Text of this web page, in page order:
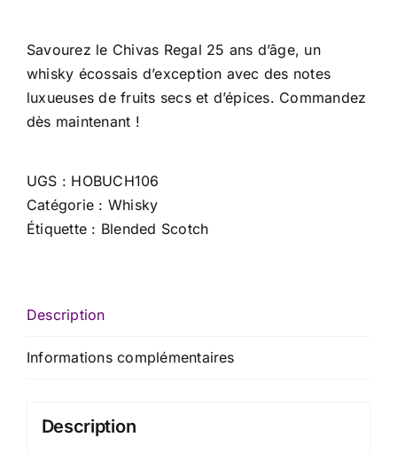
Savourez le Chivas Regal 25 ans d’âge, un
whisky écossais d’exception avec des notes
luxueuses de fruits secs et d’épices. Commandez
dès maintenant !
UGS : HOBUCH106
Catégorie : Whisky
Étiquette : Blended Scotch
Description
Informations complémentaires
Description